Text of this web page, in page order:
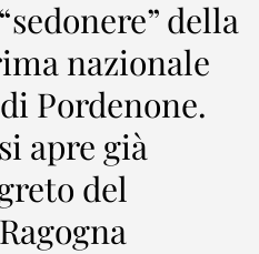
della
nazionale
Pordenone.
apre già
del